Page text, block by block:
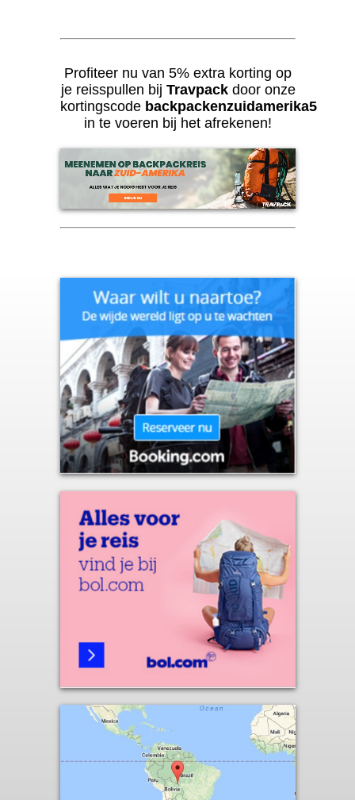
Profiteer nu van 5% extra korting op
je reisspullen bij Travpackdoor onze
kortingscode backpackenzuidamerika5
in te voeren bij het afrekenen!